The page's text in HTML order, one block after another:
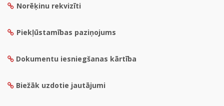
Norēķinu rekvizīti
Piekļūstamības paziņojums
Dokumentu iesniegšanas kārtība
Biežāk uzdotie jautājumi